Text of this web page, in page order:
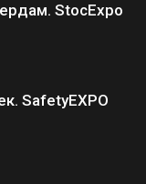
StocExpo
SafetyEXPO